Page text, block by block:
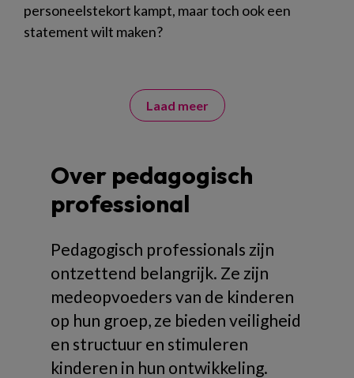
personeelstekort kampt, maar toch ook een
statement wilt maken?
Laad meer
Over pedagogisch
professional
Pedagogisch professionals zijn
ontzettend belangrijk. Ze zijn
medeopvoeders van de kinderen
op hun groep, ze bieden veiligheid
en structuur en stimuleren
kinderen in hun ontwikkeling.